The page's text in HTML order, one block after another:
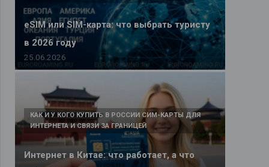
eSIM или SIM-карта: что выбрать туристу
в 2026 году
25.06.2026
Интернет в Китае: что работает, а что
КАК И У КОГО КУПИТЬ В РОССИИ СИМ-КАРТЫ ДЛЯ
ИНТЕРНЕТА И СВЯЗИ ЗА ГРАНИЦЕЙ